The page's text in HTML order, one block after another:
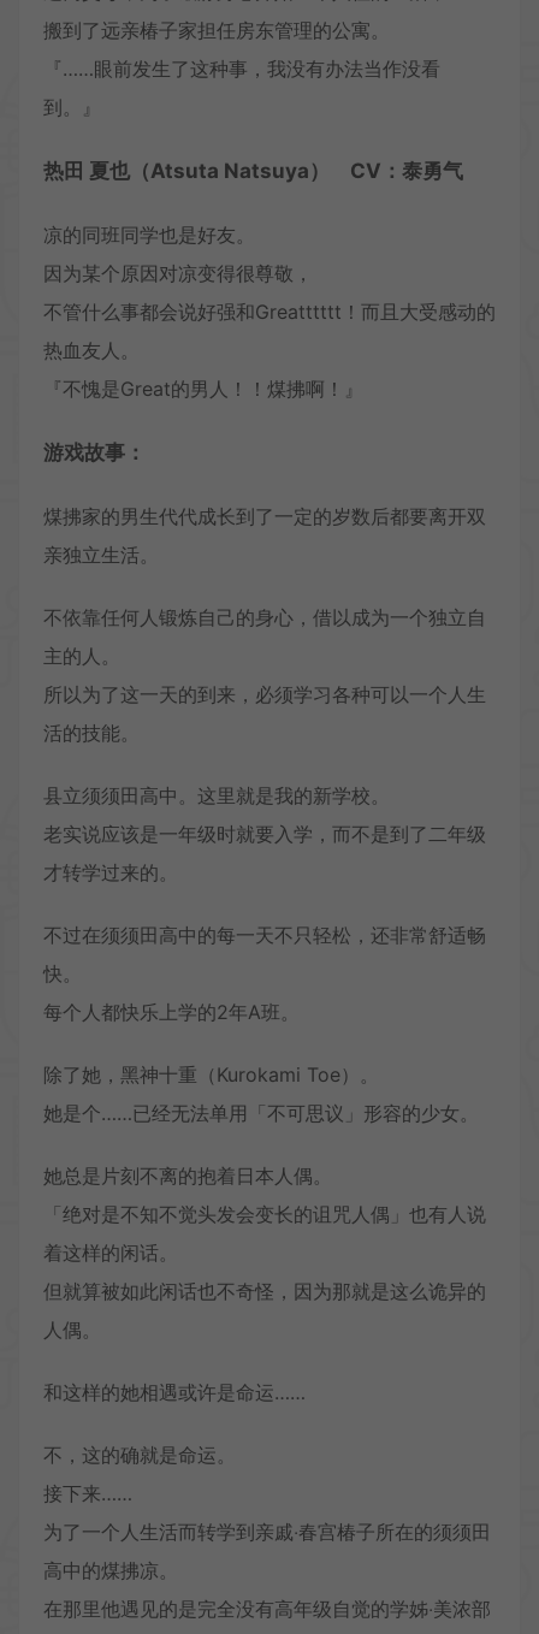
搬到了远亲椿子家担任房东管理的公寓。
『……眼前发生了这种事，我没有办法当作没看
到。』
热田 夏也（Atsuta Natsuya） CV：泰勇气
凉的同班同学也是好友。
因为某个原因对凉变得很尊敬，
不管什么事都会说好强和Greatttttt！而且大受感动的
热血友人。
『不愧是Great的男人！！煤拂啊！』
游戏故事：
煤拂家的男生代代成长到了一定的岁数后都要离开双
亲独立生活。
不依靠任何人锻炼自己的身心，借以成为一个独立自
主的人。
所以为了这一天的到来，必须学习各种可以一个人生
活的技能。
县立须须田高中。这里就是我的新学校。
老实说应该是一年级时就要入学，而不是到了二年级
才转学过来的。
不过在须须田高中的每一天不只轻松，还非常舒适畅
快。
每个人都快乐上学的2年A班。
除了她，黑神十重（Kurokami Toe）。
她是个……已经无法单用「不可思议」形容的少女。
她总是片刻不离的抱着日本人偶。
「绝对是不知不觉头发会变长的诅咒人偶」也有人说
着这样的闲话。
但就算被如此闲话也不奇怪，因为那就是这么诡异的
人偶。
和这样的她相遇或许是命运……
不，这的确就是命运。
接下来……
为了一个人生活而转学到亲戚‧春宫椿子所在的须须田
高中的煤拂凉。
在那里他遇见的是完全没有高年级自觉的学姊‧美浓部